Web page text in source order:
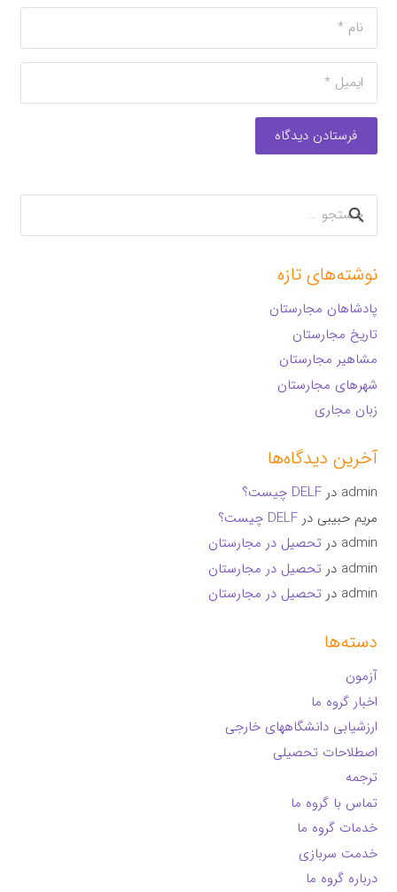
فرستادن دیدگاه
جستجو
برای:
نوشته‌های تازه
پادشاهان مجارستان
تاریخ مجارستان
مشاهیر مجارستان
شهرهای مجارستان
زبان مجاری
آخرین دیدگاه‌ها
admin درDELF چیست؟
مریم حبیبی درDELF چیست؟
admin در تحصیل در مجارستان
admin در تحصیل در مجارستان
admin در تحصیل در مجارستان
دسته‌ها
آزمون
اخبار گروه ما
ارزشیابی دانشگاههای خارجی
اصطلاحات تحصیلی
ترجمه
تماس با گروه ما
خدمات گروه ما
خدمت سربازی
درباره گروه ما